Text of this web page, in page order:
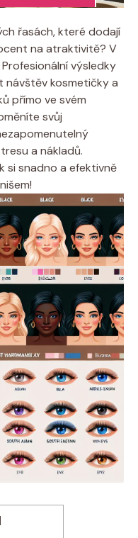
řasách, které dodají
na atraktivitě? V
výsledky
návštěv kosmetičky a
přímo ve svém
svůj
a nákladů.
si snadno a efektivně